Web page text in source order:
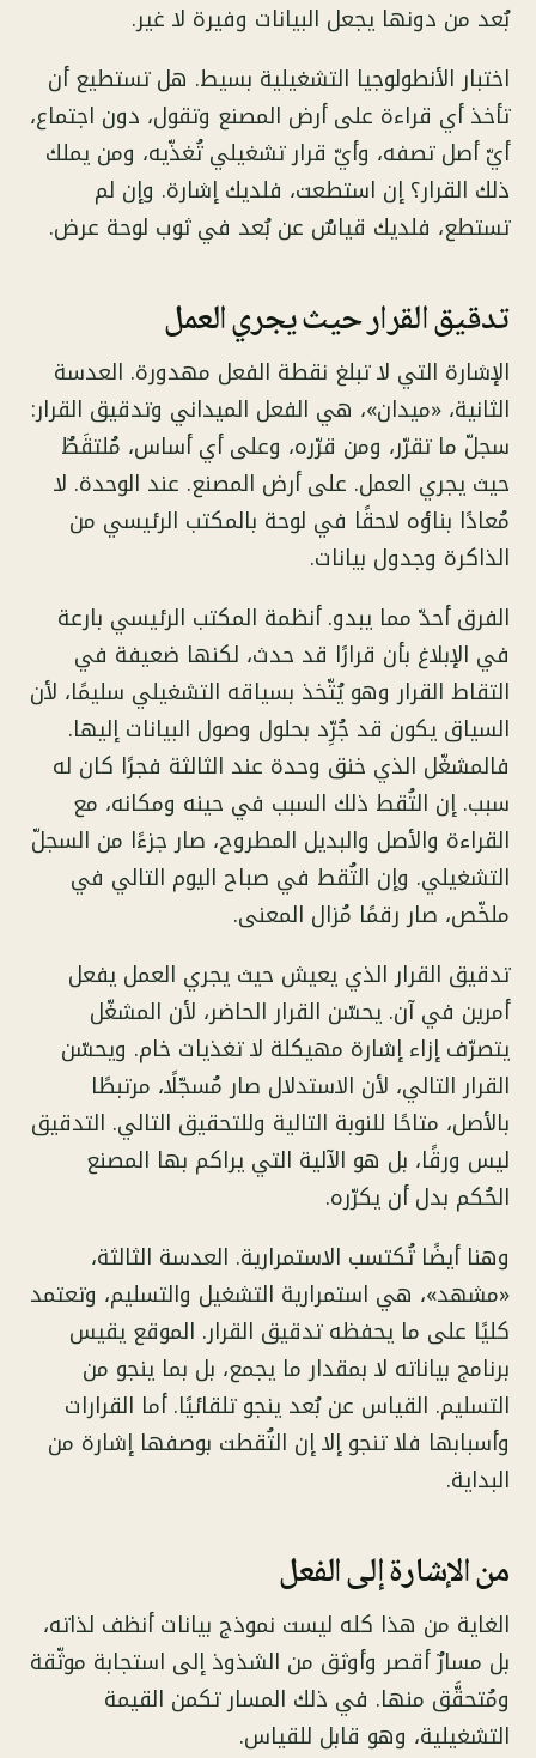
بُعد من دونها يجعل البيانات وفيرة لا غير.
اختبار الأنطولوجيا التشغيلية بسيط. هل تستطيع أن
تأخذ أي قراءة على أرض المصنع وتقول، دون اجتماع،
أيّ أصل تصفه، وأيّ قرار تشغيلي تُغذّيه، ومن يملك
ذلك القرار؟ إن استطعت، فلديك إشارة. وإن لم
تستطع، فلديك قياسٌ عن بُعد في ثوب لوحة عرض.
تدقيق القرار حيث يجري العمل
الإشارة التي لا تبلغ نقطة الفعل مهدورة. العدسة
الثانية، «ميدان»، هي الفعل الميداني وتدقيق القرار:
سجلّ ما تقرّر، ومن قرّره، وعلى أي أساس، مُلتقَطٌ
حيث يجري العمل. على أرض المصنع. عند الوحدة. لا
مُعادًا بناؤه لاحقًا في لوحة بالمكتب الرئيسي من
الذاكرة وجدول بيانات.
الفرق أحدّ مما يبدو. أنظمة المكتب الرئيسي بارعة
في الإبلاغ بأن قرارًا قد حدث، لكنها ضعيفة في
التقاط القرار وهو يُتّخذ بسياقه التشغيلي سليمًا، لأن
السياق يكون قد جُرِّد بحلول وصول البيانات إليها.
فالمشغّل الذي خنق وحدة عند الثالثة فجرًا كان له
سبب. إن التُقط ذلك السبب في حينه ومكانه، مع
القراءة والأصل والبديل المطروح، صار جزءًا من السجلّ
التشغيلي. وإن التُقط في صباح اليوم التالي في
ملخّص، صار رقمًا مُزال المعنى.
تدقيق القرار الذي يعيش حيث يجري العمل يفعل
أمرين في آن. يحسّن القرار الحاضر، لأن المشغّل
يتصرّف إزاء إشارة مهيكلة لا تغذيات خام. ويحسّن
القرار التالي، لأن الاستدلال صار مُسجّلًا، مرتبطًا
بالأصل، متاحًا للنوبة التالية وللتحقيق التالي. التدقيق
ليس ورقًا، بل هو الآلية التي يراكم بها المصنع
الحُكم بدل أن يكرّره.
وهنا أيضًا تُكتسب الاستمرارية. العدسة الثالثة،
«مشهد»، هي استمرارية التشغيل والتسليم، وتعتمد
كليًا على ما يحفظه تدقيق القرار. الموقع يقيس
برنامج بياناته لا بمقدار ما يجمع، بل بما ينجو من
التسليم. القياس عن بُعد ينجو تلقائيًا. أما القرارات
وأسبابها فلا تنجو إلا إن التُقطت بوصفها إشارة من
البداية.
من الإشارة إلى الفعل
الغاية من هذا كله ليست نموذج بيانات أنظف لذاته،
بل مسارٌ أقصر وأوثق من الشذوذ إلى استجابة موثّقة
ومُتحقَّق منها. في ذلك المسار تكمن القيمة
التشغيلية، وهو قابل للقياس.